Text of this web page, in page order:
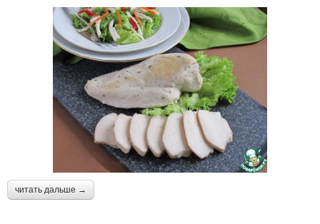
читать дальше →